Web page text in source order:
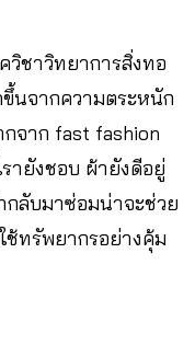
วิชาวิทยาการสิ่งทอ
นจากความตระหนัก
จาก fast fashion
ายังชอบ ผ้ายังดีอยู่
กลับมาซ่อมน่าจะช่วย
ช้ทรัพยากรอย่างคุ้ม